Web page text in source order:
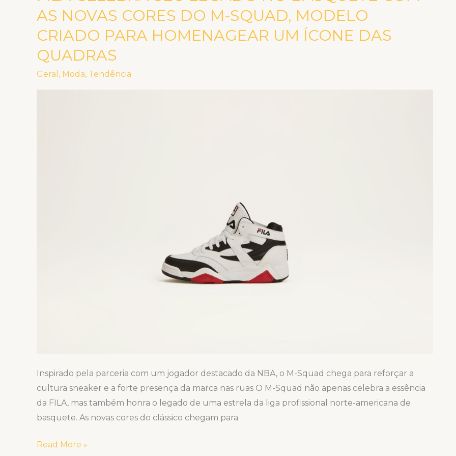
AS NOVAS CORES DO M-SQUAD, MODELO
CRIADO PARA HOMENAGEAR UM ÍCONE DAS
QUADRAS
Geral , Moda, Tendência
Inspirado pela parceria com um jogador destacado da NBA, o M-Squad chega para reforçar a
cultura sneaker e a forte presença da marca nas ruas O M-Squad não apenas celebra a essência
da FILA, mas também honra o legado de uma estrela da liga profissional norte-americana de
basquete. As novas cores do clássico chegam para
SEU
LEGADO
NO
Read More »